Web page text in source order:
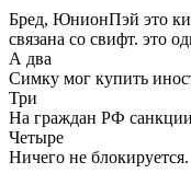
Бред, ЮнионПэй это
связана со свифт. это
А два
Симку мог купить
Три
На граждан РФ
Четыре
Ничего не блокируется.